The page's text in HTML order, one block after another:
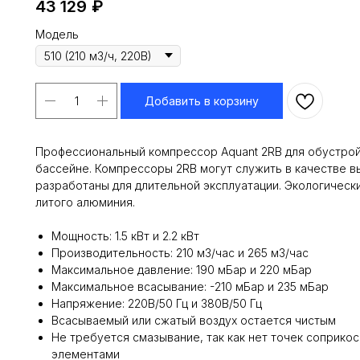
43 129 ₽
Модель
Добавить в корзину
Профессиональный компрессор Aquant 2RB для
бассейне. Компрессоры 2RB могут служить в качестве
разработаны для длительной эксплуатации.
литого алюминия.
Мощность: 1.5 кВт и 2.2 кВт
Производительность: 210 м3/час и 265 м3/час
Максимальное давление: 190 мБар и 220 мБар
Максимальное всасывание: -210 мБар и 235 мБар
Напряжение: 220В/50 Гц и 380В/50 Гц
Всасываемый или сжатый воздух остается чистым
Не требуется смазывание, так как нет точек
элементами